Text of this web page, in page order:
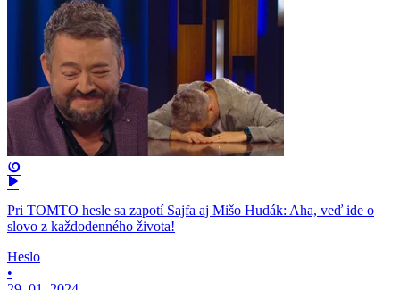
Pri TOMTO hesle sa zapotí Sajfa aj Mišo Hudák: Aha, veď ide o
slovo z každodenného života!
Heslo
•